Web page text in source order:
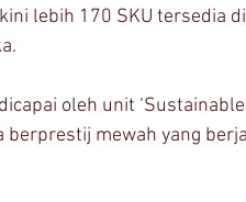
lebih 170 SKU tersedia
oleh unit
berprestij mewah yang